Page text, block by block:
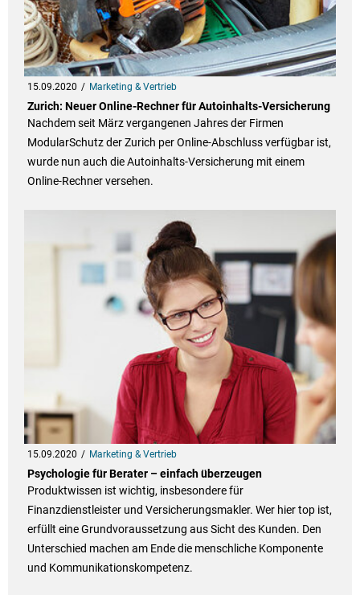
15.09.2020 Marketing & Vertrieb
Zurich: Neuer Online-Rechner für Autoinhalts-Versicherung
Nachdem seit März vergangenen Jahres der Firmen
ModularSchutz der Zurich per Online-Abschluss verfügbar ist,
wurde nun auch die Autoinhalts-Versicherung mit einem
Online-Rechner versehen.
15.09.2020 Marketing & Vertrieb
Psychologie für Berater – einfach überzeugen
Produktwissen ist wichtig, insbesondere für
Finanzdienstleister und Versicherungsmakler. Wer hier top ist,
erfüllt eine Grundvoraussetzung aus Sicht des Kunden. Den
Unterschied machen am Ende die menschliche Komponente
und Kommunikationskompetenz.